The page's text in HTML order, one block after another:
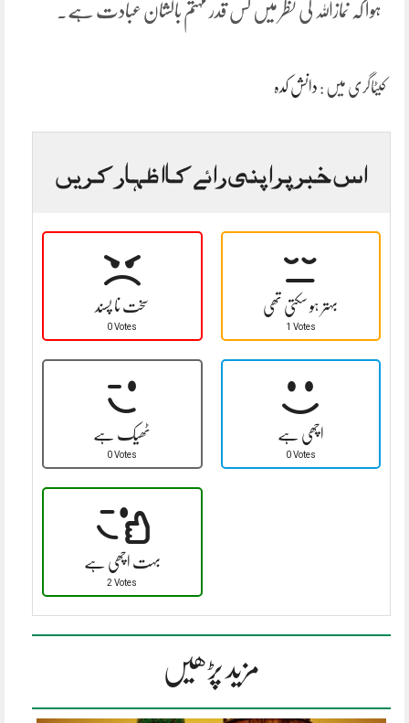
ہوا کہ نمازاللہ کی نظر میں کس قدر مہتم بالشان عبادت ہے۔
کیٹاگری میں : دانش کدہ
اس خبر پر اپنی رائے کا اظہار کریں
سخت نا پسند
0 Votes
بہتر ہو سکتی تھی
1 Votes
ٹھیک ہے
0 Votes
اچھی ہے
0 Votes
بہت اچھی ہے
2 Votes
مزید پڑھیں